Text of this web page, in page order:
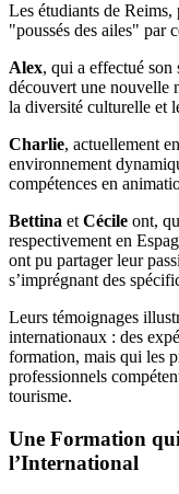
Les étudiants de Reims,
"poussés des ailes" par
Alex, qui a effectué son
découvert une nouvelle
la diversité culturelle et
Charlie, actuellement
environnement
compétences en
Bettina et Cécile ont,
respectivement en
ont pu partager leur
s’imprégnant des
Leurs témoignages
internationaux : des
formation, mais qui les
professionnels
tourisme.
Une Formation
l’International